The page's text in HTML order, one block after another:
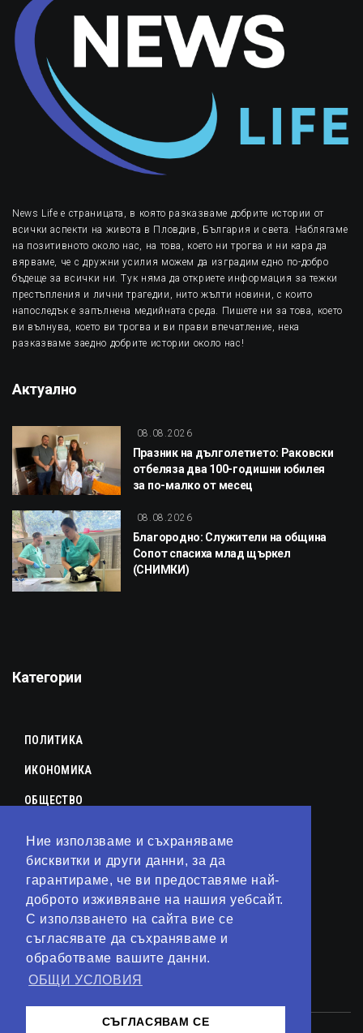
Ние използваме и съхраняваме
бисквитки и други данни, за да
гарантираме, че ви предоставяме най-
доброто изживяване на нашия уебсайт.
С използването на сайта вие се
съгласявате да съхраняваме и
обработваме вашите данни.
ОБЩИ УСЛОВИЯ
СЪГЛАСЯВАМ СЕ
News Life е страницата, в която разказваме добрите истории от
всички аспекти на живота в Пловдив, България и света. Наблягаме
на позитивното около нас, на това, което ни трогва и ни кара да
вярваме, че с дружни усилия можем да изградим едно по-добро
бъдеще за всички ни. Тук няма да откриете информация за тежки
престъпления и лични трагедии, нито жълти новини, с които
напоследък е запълнена медийната среда. Пишете ни за това, което
ви вълнува, което ви трогва и ви прави впечатление, нека
разказваме заедно добрите истории около нас!
Актуално
08.08.2026
Празник на дълголетието: Раковски
отбеляза два 100-годишни юбилея
за по-малко от месец
08.08.2026
Благородно: Служители на община
Сопот спасиха млад щъркел
(СНИМКИ)
Категории
ПОЛИТИКА
ИКОНОМИКА
ОБЩЕСТВО
КУЛТУРА
ЛАЙФСТАЙЛ
ТЕХНОЛОГИИ
АНАЛИЗИ
СВЯТ